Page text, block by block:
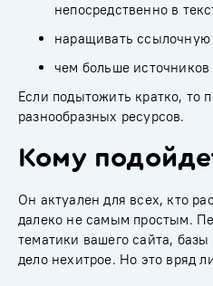
непосредственно в
наращивать ссылочную
чем больше
Если подытожить кратко, то
разнообразных ресурсов.
Кому
Он актуален для всех, кто
далеко не самым простым.
тематики вашего сайта,
дело нехитрое. Но это вряд